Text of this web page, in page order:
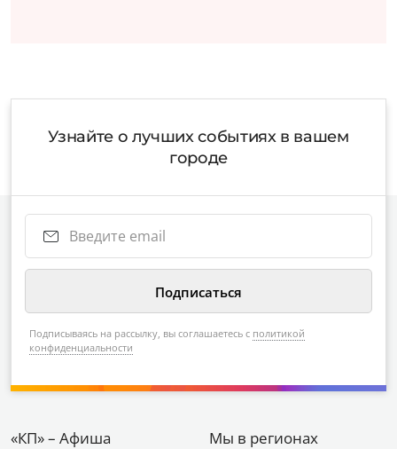
Узнайте о лучших событиях в вашем
городе
Подписываясь на рассылку, вы соглашаетесь с политикой
конфиденциальности
«КП» – Афиша Мы в регионах